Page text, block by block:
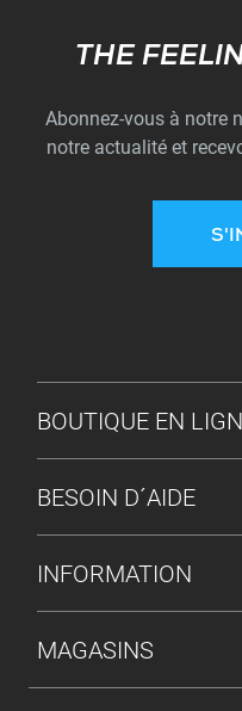
THE
Abonnez-vous à notre
notre actualité et
MENU DU PIED DE
BOUTIQUE EN
BESOIN D´AIDE
INFORMATION
MAGASINS